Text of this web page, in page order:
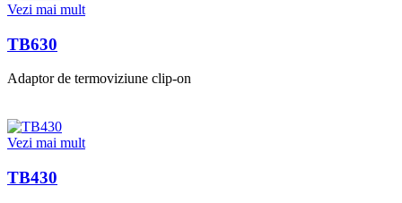
Vezi mai mult
TB630
Adaptor de termoviziune clip-on
Vezi mai mult
TB430